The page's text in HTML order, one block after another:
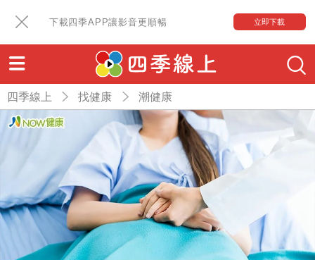
下載四季APP讓影音更順暢 立即下載
四季線上 找健康 潮健康